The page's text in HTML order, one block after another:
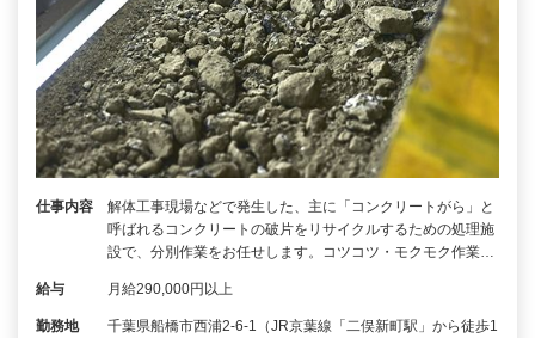
仕事内容
解体工事現場などで発生した、主に「コンクリートがら」と
呼ばれるコンクリートの破片をリサイクルするための処理施
設で、分別作業をお任せします。コツコツ・モクモク作業…
給与 月給290,000円以上
勤務地
千葉県船橋市西浦2-6-1（JR京葉線「二俣新町駅」から徒歩1